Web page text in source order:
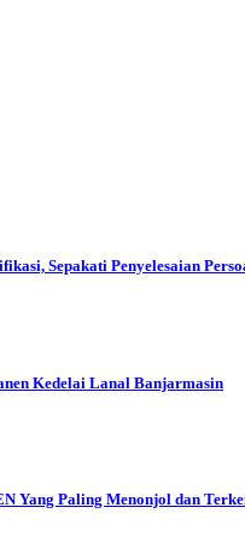
Sepakati Penyelesaian
Kedelai Lanal Banjarmasin
Yang Paling Menonjol dan